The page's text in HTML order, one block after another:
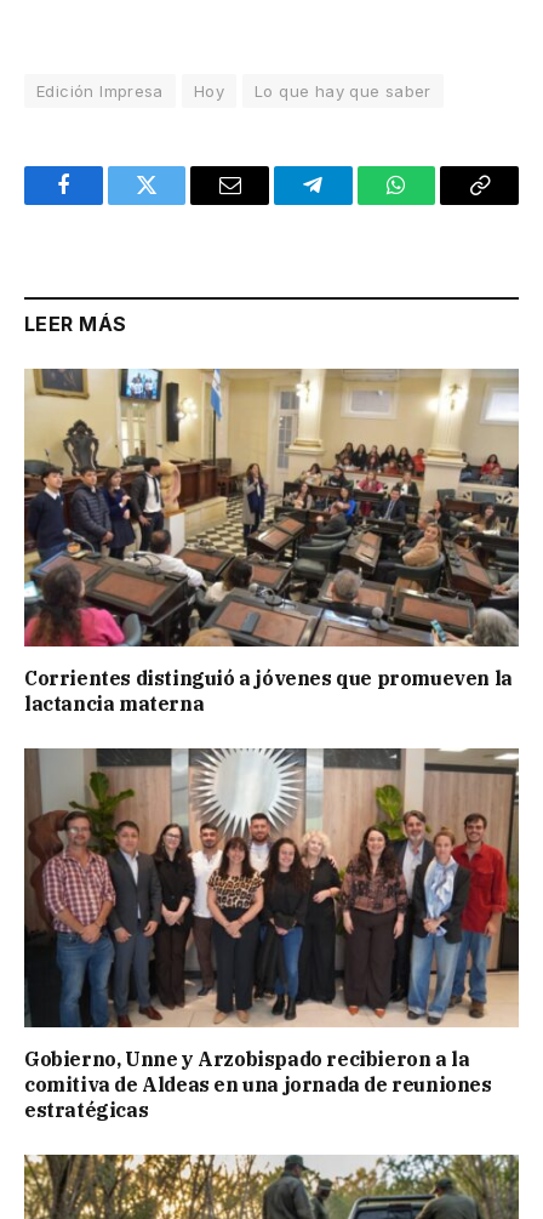
Edición Impresa Hoy Lo que hay que saber
FacebookTwitter Email TelegramWhatsAppCopy
LEER MÁS
Corrientes distinguió a jóvenes que promueven la
lactancia materna
Gobierno, Unne y Arzobispado recibieron a la
comitiva de Aldeas en una jornada de reuniones
estratégicas